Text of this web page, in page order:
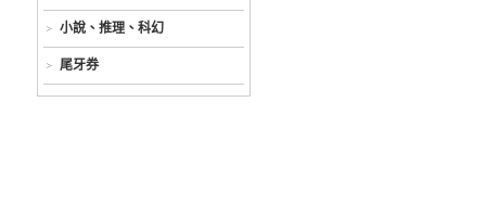
小說、推理、科幻
尾牙券